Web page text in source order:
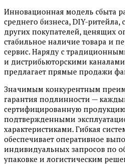
Инновационная модель сбыта
среднего бизнеса, DIY-ритейла,
других покупателей, ценящих
стабильное наличие товара и
сервис. Наряду с
и дистрибьюторскими
предлагает прямые продажи
Значимым конкурентным
гарантия подлинности —
сертифицированную
подтвержденными
характеристиками. Гибкая
обеспечивает оперативное
индивидуальных запросов по
упаковке и логистическим